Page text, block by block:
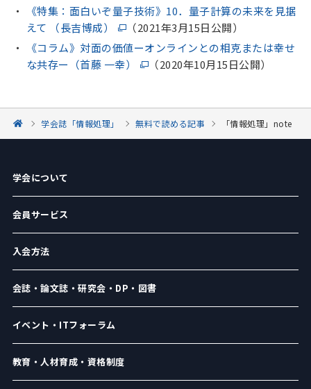
《特集：面白いぞ量子技術》10．量子計算の未来を見据
えて （長吉博成）
（2021年3月15日公開）
《コラム》対面の価値ーオンラインとの相克または幸せ
な共存ー（首藤 一幸）
（2020年10月15日公開）
学会誌「情報処理」 無料で読める記事 「情報処理」note
学会について
会員サービス
入会方法
会誌・論文誌・研究会・DP・図書
イベント・ITフォーラム
教育・人材育成・資格制度